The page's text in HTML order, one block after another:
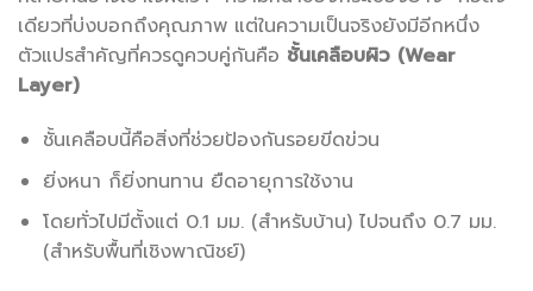
เดียวที่บ่งบอกถึงคุณภาพ แต่ในความเป็นจริงยังมีอีกหนึ่ง
ตัวแปรสำคัญที่ควรดูควบคู่กันคือ ชั้นเคลือบผิว (Wear
Layer)
ชั้นเคลือบนี้คือสิ่งที่ช่วยป้องกันรอยขีดข่วน
ยิ่งหนา ก็ยิ่งทนทาน ยืดอายุการใช้งาน
โดยทั่วไปมีตั้งแต่ 0.1 มม. (สำหรับบ้าน) ไปจนถึง 0.7 มม.
(สำหรับพื้นที่เชิงพาณิชย์)